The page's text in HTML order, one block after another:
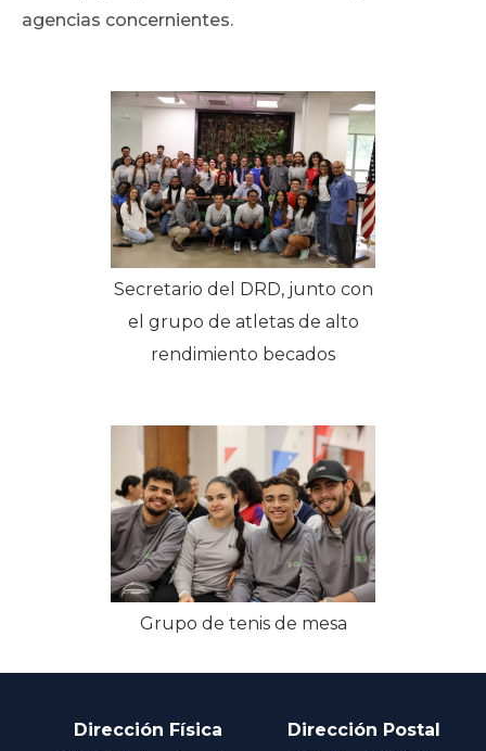
agencias concernientes.
Secretario del DRD, junto con
el grupo de atletas de alto
rendimiento becados
Grupo de tenis de mesa
Dirección Física Dirección Postal